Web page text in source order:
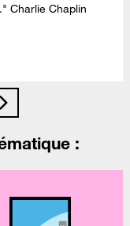
Charlie Chaplin
: